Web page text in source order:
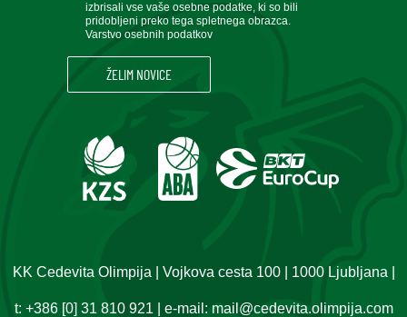
izbrisali vse vaše osebne podatke, ki so bili
pridobljeni preko tega spletnega obrazca.
Varstvo osebnih podatkov
KK Cedevita Olimpija | Vojkova cesta 100 | 1000 Ljubljana |
t: +386 [0] 31 810 921 | e-mail: mail@cedevita.olimpija.com